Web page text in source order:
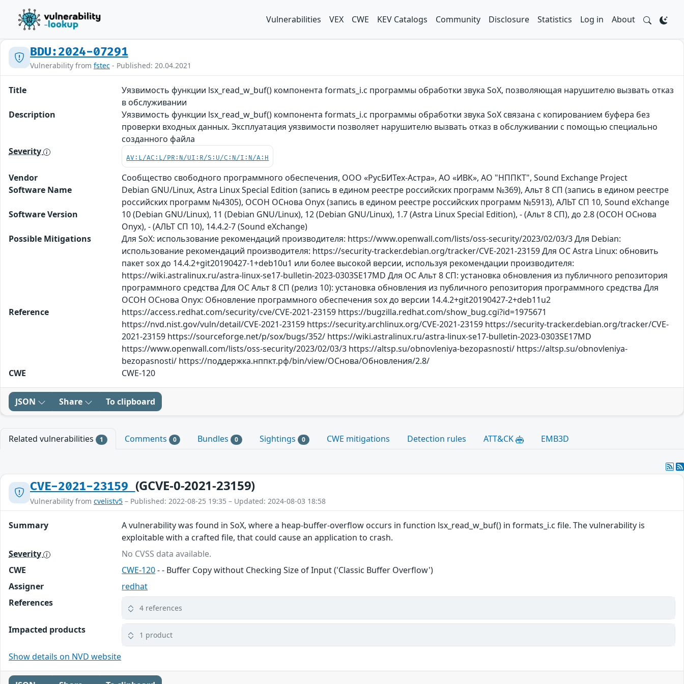
Vulnerabilities VEX CWE KEV Catalogs Community Disclosure Statistics Log in About
BDU:2024-07291
Vulnerability from fstec - Published: 20.04.2021
Title
Уязвимость функции lsx_read_w_buf() компонента formats_i.c программы обработки звука SoX, позволяющая нарушителю вызвать отказ
в обслуживании
Description
Уязвимость функции lsx_read_w_buf() компонента formats_i.c программы обработки звука SoX связана с копированием буфера без
проверки входных данных. Эксплуатация уязвимости позволяет нарушителю вызвать отказ в обслуживании с помощью специально
созданного файла
Severity
AV:L/AC:L/PR:N/UI:R/S:U/C:N/I:N/A:H
Vendor
Сообщество свободного программного обеспечения, ООО «РусБИТех-Астра», АО «ИВК», АО "НППКТ", Sound Exchange Project
Software Name
Debian GNU/Linux, Astra Linux Special Edition (запись в едином реестре российских программ №369), Альт 8 СП (запись в едином реестре
российских программ №4305), ОСОН ОСнова Оnyx (запись в едином реестре российских программ №5913), АЛЬТ СП 10, Sound eXchange
Software Version
10 (Debian GNU/Linux), 11 (Debian GNU/Linux), 12 (Debian GNU/Linux), 1.7 (Astra Linux Special Edition), - (Альт 8 СП), до 2.8 (ОСОН ОСнова
Оnyx), - (АЛЬТ СП 10), 14.4.2-7 (Sound eXchange)
Possible Mitigations
Для SoX: использование рекомендаций производителя: https://www.openwall.com/lists/oss-security/2023/02/03/3 Для Debian:
использование рекомендаций производителя: https://security-tracker.debian.org/tracker/CVE-2021-23159 Для ОС Astra Linux: обновить
пакет sox до 14.4.2+git20190427-1+deb10u1 или более высокой версии, используя рекомендации производителя:
https://wiki.astralinux.ru/astra-linux-se17-bulletin-2023-0303SE17MD Для ОС Альт 8 СП: установка обновления из публичного репозитория
программного средства Для ОС Альт 8 СП (релиз 10): установка обновления из публичного репозитория программного средства Для
ОСОН ОСнова Оnyx: Обновление программного обеспечения sox до версии 14.4.2+git20190427-2+deb11u2
Reference
https://access.redhat.com/security/cve/CVE-2021-23159 https://bugzilla.redhat.com/show_bug.cgi?id=1975671
https://nvd.nist.gov/vuln/detail/CVE-2021-23159 https://security.archlinux.org/CVE-2021-23159 https://security-tracker.debian.org/tracker/CVE-
2021-23159 https://sourceforge.net/p/sox/bugs/352/ https://wiki.astralinux.ru/astra-linux-se17-bulletin-2023-0303SE17MD
https://www.openwall.com/lists/oss-security/2023/02/03/3 https://altsp.su/obnovleniya-bezopasnosti/ https://altsp.su/obnovleniya-
bezopasnosti/ https://поддержка.нппкт.рф/bin/view/ОСнова/Обновления/2.8/
CWE
CWE-120
JSON Share To clipboard
Related vulnerabilities 1 Comments 0 Bundles 0 Sightings 0 CWE mitigations Detection rules ATT&CK EMB3D
CVE-2021-23159 (GCVE-0-2021-23159)
Vulnerability from cvelistv5 – Published: 2022-08-25 19:35 – Updated: 2024-08-03 18:58
Summary
A vulnerability was found in SoX, where a heap-buffer-overflow occurs in function lsx_read_w_buf() in formats_i.c file. The vulnerability is
exploitable with a crafted file, that could cause an application to crash.
Severity
No CVSS data available.
CWE
CWE-120- - Buffer Copy without Checking Size of Input ('Classic Buffer Overflow')
Assigner
redhat
References
4 references
Impacted products 1 product
Show details on NVD website